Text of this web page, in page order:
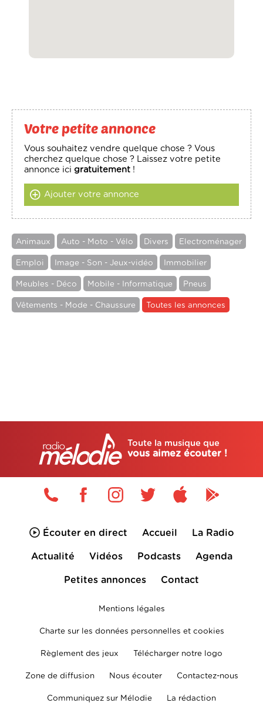
Votre petite annonce
Vous souhaitez vendre quelque chose ? Vous
cherchez quelque chose ? Laissez votre petite
annonce icigratuitement !
Ajouter votre annonce
Animaux Auto - Moto - Vélo Divers Electroménager
Emploi Image - Son - Jeux-vidéo Immobilier
Meubles - Déco Mobile - Informatique Pneus
Vêtements - Mode - Chaussure Toutes les annonces
Toute la musique que
vous aimez écouter !
Écouter en direct Accueil La Radio
Actualité Vidéos Podcasts Agenda
Petites annonces Contact
Mentions légales
Charte sur les données personnelles et cookies
Règlement des jeux Télécharger notre logo
Zone de diffusion Nous écouter Contactez-nous
Communiquez sur Mélodie La rédaction